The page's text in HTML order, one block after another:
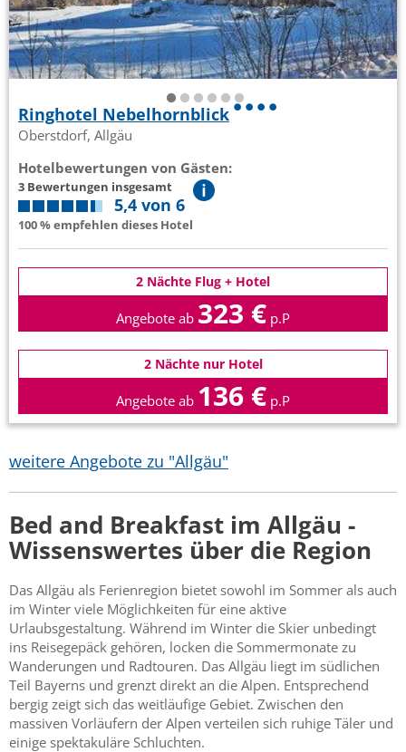
Ringhotel Nebelhornblick
Oberstdorf, Allgäu
Hotelbewertungen von Gästen:
3 Bewertungen insgesamt
5,4 von 6
100 % empfehlen dieses Hotel
2 Nächte Flug + Hotel
Angebote ab 323 € p.P
2 Nächte nur Hotel
Angebote ab 136 € p.P
weitere Angebote zu "Allgäu"
Bed and Breakfast im Allgäu -
Wissenswertes über die Region
Das Allgäu als Ferienregion bietet sowohl im Sommer als auch
im Winter viele Möglichkeiten für eine aktive
Urlaubsgestaltung. Während im Winter die Skier unbedingt
ins Reisegepäck gehören, locken die Sommermonate zu
Wanderungen und Radtouren. Das Allgäu liegt im südlichen
Teil Bayerns und grenzt direkt an die Alpen. Entsprechend
bergig zeigt sich das weitläufige Gebiet. Zwischen den
massiven Vorläufern der Alpen verteilen sich ruhige Täler und
einige spektakuläre Schluchten.